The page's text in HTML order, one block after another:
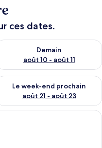
ces dates.
août 9 - août 10
Demain
août 10 - août 11
la disponibilité pour
end août 14 - août 16
Le week-end prochain
août 21 - août 23
la disponibilité pour
chambre d’hôtel moderne